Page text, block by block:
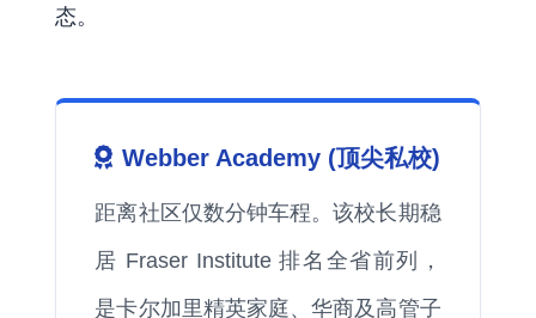
态。
Webber Academy (顶尖私校)
距离社区仅数分钟车程。该校长期稳
居 Fraser Institute 排名全省前列，
是卡尔加里精英家庭、华商及高管子